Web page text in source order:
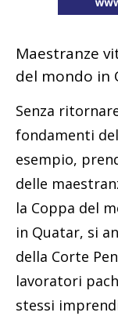
Maestranze
del mondo in
Senza
fondamenti
esempio,
delle
la Coppa del
in Quatar, si
della Corte
lavoratori
stessi